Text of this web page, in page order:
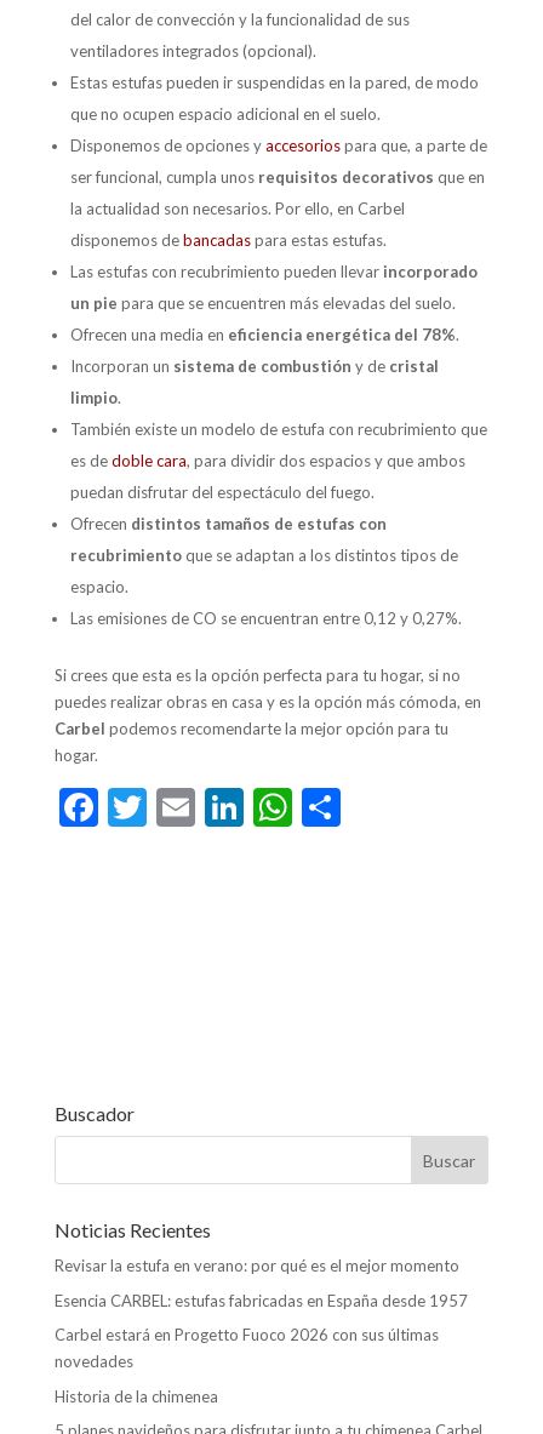
del calor de convección y la funcionalidad de sus
ventiladores integrados (opcional).
Estas estufas pueden ir suspendidas en la pared, de modo
que no ocupen espacio adicional en el suelo.
Disponemos de opciones yaccesoriospara que, a parte de
ser funcional, cumpla unos requisitos decorativos que en
la actualidad son necesarios. Por ello, en Carbel
disponemos debancadaspara estas estufas.
Las estufas con recubrimiento pueden llevarincorporado
un pie para que se encuentren más elevadas del suelo.
Ofrecen una media en eficiencia energética del 78%.
Incorporan un sistema de combustión y de cristal
limpio.
También existe un modelo de estufa con recubrimiento que
es dedoble cara, para dividir dos espacios y que ambos
puedan disfrutar del espectáculo del fuego.
Ofrecen distintos tamaños de estufas con
recubrimientoque se adaptan a los distintos tipos de
espacio.
Las emisiones de CO se encuentran entre 0,12 y 0,27%.
Si crees que esta es la opción perfecta para tu hogar, si no
puedes realizar obras en casa y es la opción más cómoda, en
Carbel podemos recomendarte la mejor opción para tu
hogar.
F T E Li WC
Buscador
Noticias Recientes
Revisar la estufa en verano: por qué es el mejor momento
Esencia CARBEL: estufas fabricadas en España desde 1957
Carbel estará en Progetto Fuoco 2026 con sus últimas
novedades
Historia de la chimenea